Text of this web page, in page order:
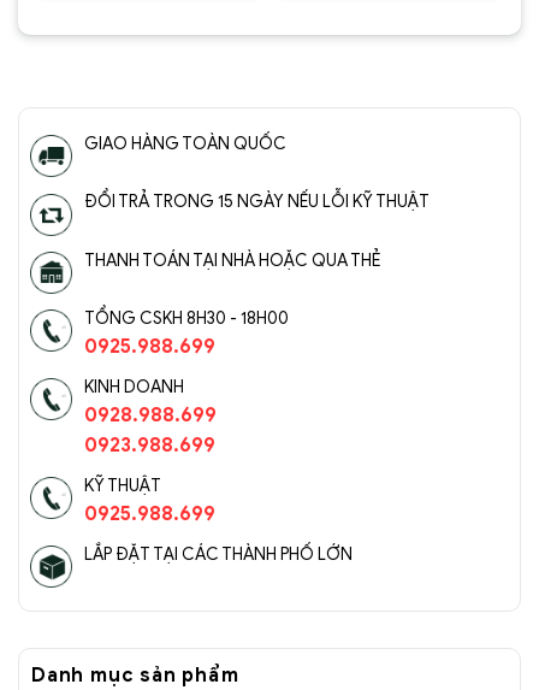
55 sao
55 sao
GIAO HÀNG TOÀN QUỐC
ĐỔI TRẢ TRONG 15 NGÀY NẾU LỖI KỸ THUẬT
THANH TOÁN TẠI NHÀ HOẶC QUA THẺ
TỔNG CSKH 8H30 - 18H00
0925.988.699
KINH DOANH
0928.988.699
0923.988.699
KỸ THUẬT
0925.988.699
LẮP ĐẶT TẠI CÁC THÀNH PHỐ LỚN
Danh mục sản phẩm